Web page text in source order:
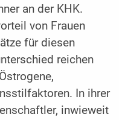
an der KHK.
von Frauen
für diesen
reichen
In ihrer
inwieweit